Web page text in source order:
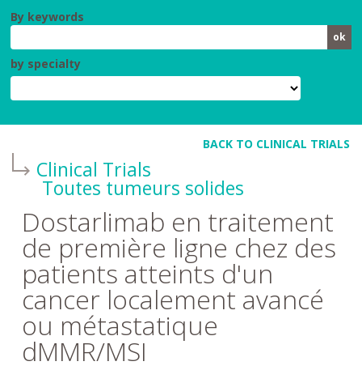
By keywords
by specialty
Clinical Trials
Toutes tumeurs solides
BACK TO CLINICAL TRIALS
Dostarlimab en traitement
de première ligne chez des
patients atteints d'un
cancer localement avancé
ou métastatique
dMMR/MSI